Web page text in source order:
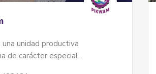
es un emprendimiento
a partir de un taller